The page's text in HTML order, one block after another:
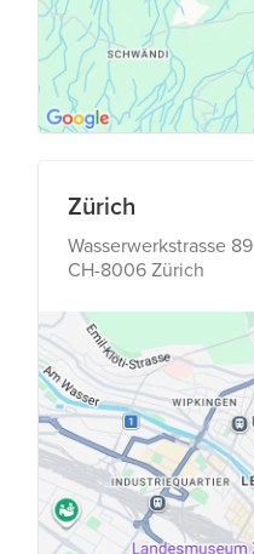
Zürich
Wasserwerkstrasse 89
CH-8006 Zürich